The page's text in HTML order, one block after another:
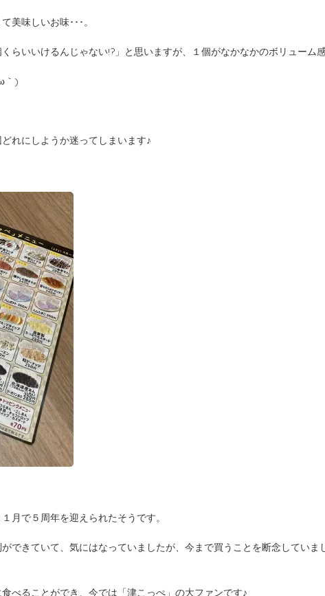
美味しいお味･･･。
らいいけるんじゃない!?」と思いますが、１個がなかなかのボリューム感
｀)
れにしようか迷ってしまいます♪
月で５周年を迎えられたそうです。
できていて、気にはなっていましたが、今まで買うことを断念していま
べることができ、今では「津こっぺ」の大ファンです♪